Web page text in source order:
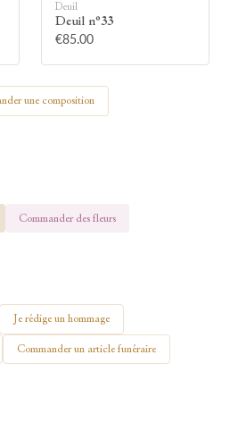
Deuil
Deuil n°33
€85.00
une composition
Commander des fleurs
Je rédige un hommage
Commander un article funéraire